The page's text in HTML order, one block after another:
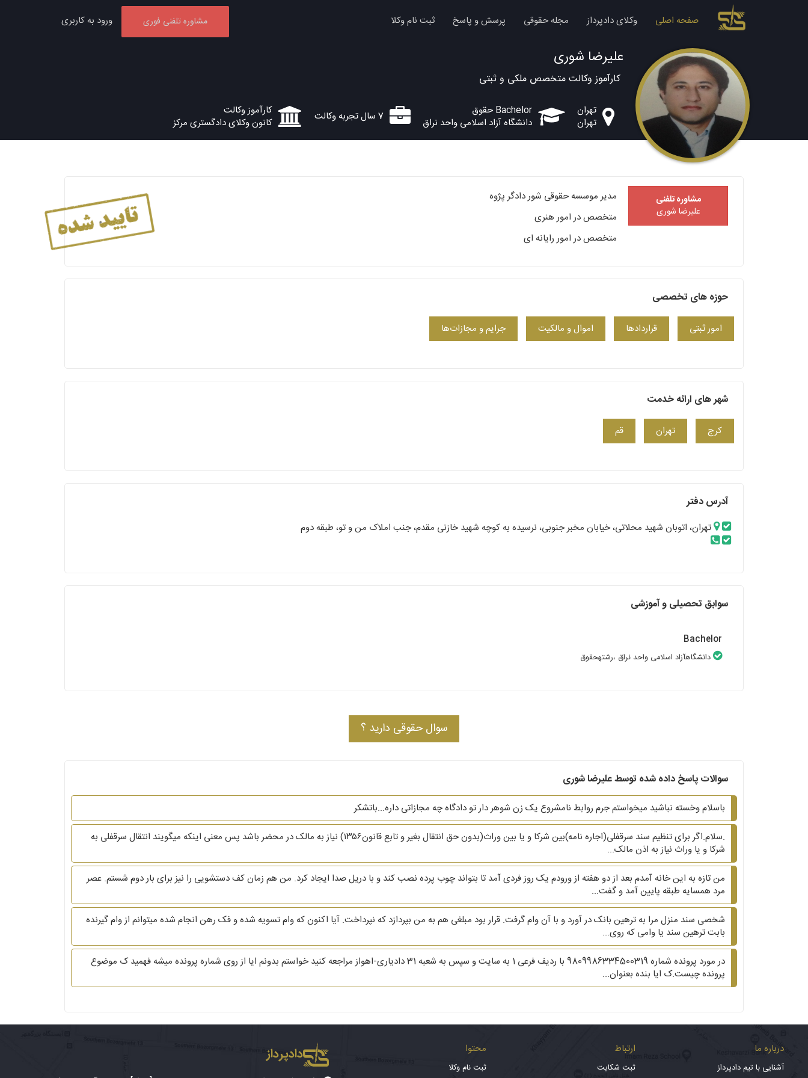
صفحه اصلی وکلای دادپرداز مجله حقوقی پرسش و پاسخ ثبت نام وکلا مشاوره تلفنی فوری ورود به کاربری
علیرضا شوری
کارآموز وکالت متخصص ملکی و ثبتی
تهران
تهران
Bachelor حقوق
دانشگاه آزاد اسلامی واحد نراق
7 سال تجربه وکالت
کارآموز وکالت
کانون وکلای دادگستری مرکز
مشاوره تلفنی
علیرضا شوری
مدیر موسسه حقوقی شور دادگر پژوه
متخصص در امور هنری
متخصص در امور رایانه ای
حوزه های تخصصی
امور ثبتی قراردادها اموال و مالکیت جرایم و مجازات‌ها
شهر های ارائه خدمت
کرج تهران قم
آدرس دفتر
تهران، اتوبان شهید محلاتی، خیابان مخبر جنوبی، نرسیده به کوچه شهید خازنی مقدم، جنب املاک من و تو، طبقه دوم
سوابق تحصیلی و آموزشی
Bachelor
دانشگاهآزاد اسلامی واحد نراق ،رشتهحقوق
سوال حقوقی دارید ؟
سوالات پاسخ داده شده توسط علیرضا شوری
باسلام وخسته نباشید میخواستم جرم روابط نامشروع یک زن شوهر دار تو دادگاه چه مجازاتی داره...باتشکر
.سلام.اگر برای تنظیم سند سرقفلی(اجاره نامه)بین شرکا و یا بین وراث(بدون حق انتقال بغیر و تابع قانون۱۳۵۶) نیاز به مالک در محضر باشد پس معنی اینکه میگویند انتقال سرقفلی به
شرکا و یا وراث نیاز به اذن مالک...
من تازه به این خانه آمدم بعد از دو هفته از ورودم یک روز فردی آمد تا بتواند چوب پرده نصب کند و با دریل صدا ایجاد کرد. من هم زمان کف دستشویی را نیز برای بار دوم شستم. عصر
مرد همسایه طبقه پایین آمد و گفت...
شخصی سند منزل مرا به ترهین بانک در آورد و با آن وام گرفت. قرار بود مبلغی هم به من بپردازد که نپرداخت. آیا اکنون که وام تسویه شده و فک رهن انجام شده میتوانم از وام گیرنده
بابت ترهین سند یا وامی که روی...
در مورد پرونده شماره 9809986334500319 با ردیف فرعی 1 به سایت و سپس به شعبه 31 دادیاری-اهواز مراجعه کنید خواستم بدونم ایا از روی شماره‌ پرونده میشه فهمید ک موضوع
پرونده چیست.ک ایا بنده بعنوان...
درباره ما
آشنایی با تیم دادپرداز
ارتباط
ثبت شکایت
محتوا
ثبت نام وکلا
دادپرداز